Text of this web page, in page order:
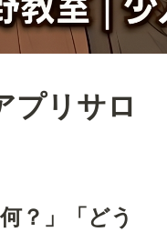
プリサロ
？」「どう